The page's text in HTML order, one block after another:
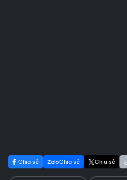
Chia sẻ Chia sẻ Chia sẻ